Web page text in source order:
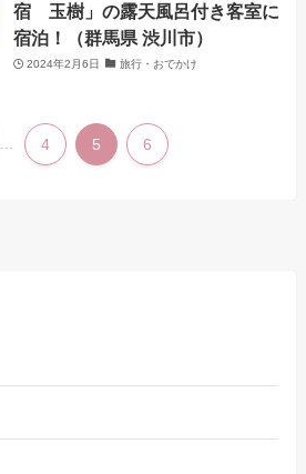
宿 玉樹」の露天風呂付き客室に
宿泊！（群馬県 渋川市）
2024年2月6日 旅行・おでかけ
... 4 5 6